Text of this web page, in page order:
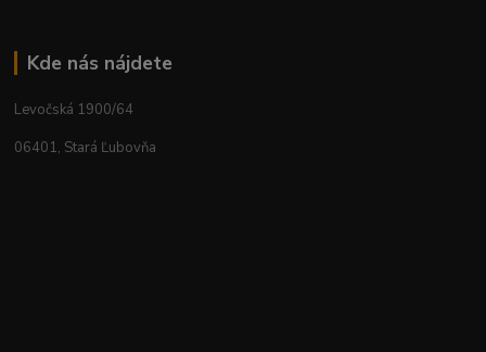
Kde nás nájdete
Levočská 1900/64
06401, Stará Ľubovňa